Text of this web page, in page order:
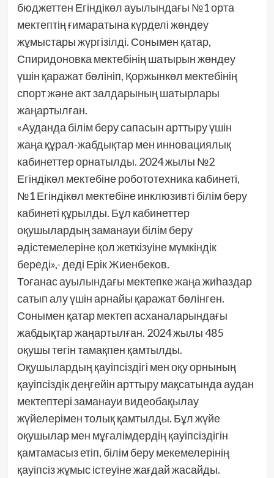
бюджеттен Егіндікөл ауылындағы №1 орта
мектептің ғимаратына күрделі жөндеу
жұмыстары жүргізілді. Сонымен қатар,
Спиридоновка мектебінің шатырын жөндеу
үшін қаражат бөлініп, Қоржынкөл мектебінің
спорт және акт залдарының шатырлары
жаңартылған.
«Ауданда білім беру сапасын арттыру үшін
жаңа құрал-жабдықтар мен инновациялық
кабинеттер орнатылды. 2024 жылы №2
Егіндікөл мектебіне робототехника кабинеті,
№1 Егіндікөл мектебіне инклюзивті білім беру
кабинеті құрылды. Бұл кабинеттер
оқушылардың заманауи білім беру
әдістемелеріне қол жеткізуіне мүмкіндік
береді»,- деді Ерік Жиенбеков.
Тоғанас ауылындағы мектепке жаңа жиһаздар
сатып алу үшін арнайы қаражат бөлінген.
Сонымен қатар мектеп асханаларындағы
жабдықтар жаңартылған. 2024 жылы 485
оқушы тегін тамақпен қамтылды.
Оқушылардың қауіпсіздігі мен оқу орнының
қауіпсіздік деңгейін арттыру мақсатында аудан
мектептері заманауи видеобақылау
жүйелерімен толық қамтылды. Бұл жүйе
оқушылар мен мұғалімдердің қауіпсіздігін
қамтамасыз етіп, білім беру мекемелерінің
қауіпсіз жұмыс істеуіне жағдай жасайды.